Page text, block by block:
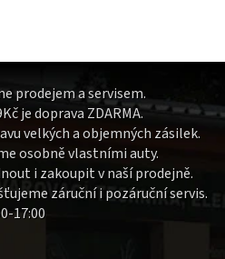
prodejem a servisem.
je doprava ZDARMA.
velkých a objemných zásilek.
osobně vlastními auty.
i zakoupit v naší prodejně.
záruční i pozáruční servis.
17:00